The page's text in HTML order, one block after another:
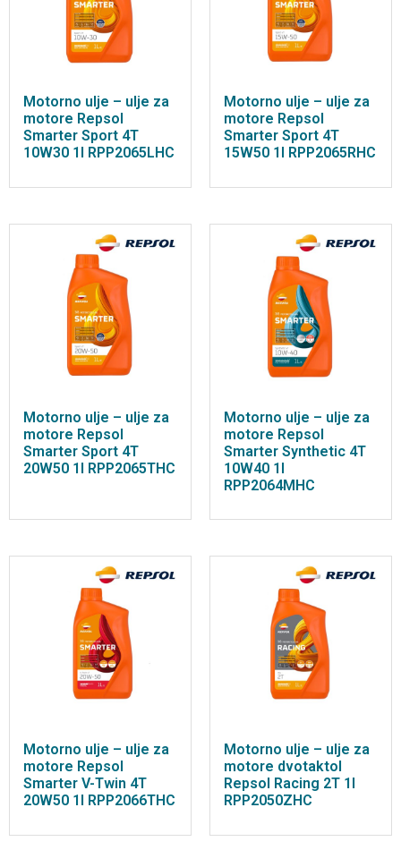
Motorno ulje – ulje za
motore Repsol
Smarter Sport 4T
10W30 1l RPP2065LHC
Motorno ulje – ulje za
motore Repsol
Smarter Sport 4T
15W50 1l RPP2065RHC
Motorno ulje – ulje za
motore Repsol
Smarter Sport 4T
20W50 1l RPP2065THC
Motorno ulje – ulje za
motore Repsol
Smarter Synthetic 4T
10W40 1l
RPP2064MHC
Motorno ulje – ulje za
motore Repsol
Smarter V-Twin 4T
20W50 1l RPP2066THC
Motorno ulje – ulje za
motore dvotaktol
Repsol Racing 2T 1l
RPP2050ZHC